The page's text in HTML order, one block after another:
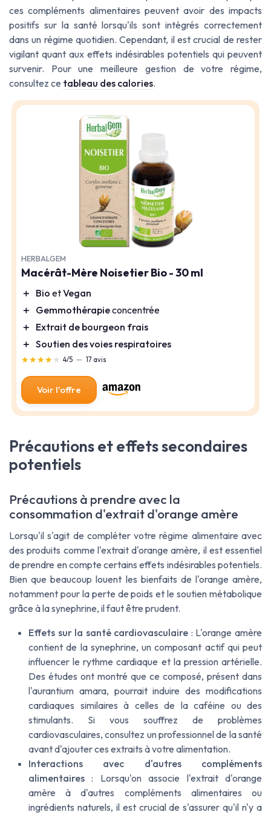
ces compléments alimentaires peuvent avoir des impacts
positifs sur la santé lorsqu'ils sont intégrés correctement
dans un régime quotidien. Cependant, il est crucial de rester
vigilant quant aux effets indésirables potentiels qui peuvent
survenir. Pour une meilleure gestion de votre régime,
consultez ce tableau des calories.
HERBALGEM
Macérât-Mère Noisetier Bio - 30 ml
＋ Bio etVegan
＋ Gemmothérapieconcentrée
＋ Extrait de bourgeon frais
＋ Soutien des voies respiratoires
★★★★★
★★★★★ 4/5 — 17 avis
Voir l'offre
Précautions et effets secondaires
potentiels
Précautions à prendre avec la
consommation d'extrait d'orange amère
Lorsqu'il s'agit de compléter votre régime alimentaire avec
des produits comme l'extrait d'orange amère, il est essentiel
de prendre en compte certains effets indésirables potentiels.
Bien que beaucoup louent les bienfaits de l'orange amère,
notamment pour la perte de poids et le soutien métabolique
grâce à la synephrine, il faut être prudent.
Effets sur la santé cardiovasculaire : L'orange amère
contient de la synephrine, un composant actif qui peut
influencer le rythme cardiaque et la pression artérielle.
Des études ont montré que ce composé, présent dans
l'aurantium amara, pourrait induire des modifications
cardiaques similaires à celles de la caféine ou des
stimulants. Si vous souffrez de problèmes
cardiovasculaires, consultez un professionnel de la santé
avant d'ajouter ces extraits à votre alimentation.
Interactions avec d'autres compléments
alimentaires : Lorsqu'on associe l'extrait d'orange
amère à d'autres compléments alimentaires ou
ingrédients naturels, il est crucial de s'assurer qu'il n'y a